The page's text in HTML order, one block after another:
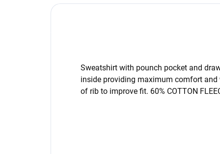
Sweatshirt with pounch pocket and
inside providing maximum comfort
of rib to improve fit. 60% COTTON